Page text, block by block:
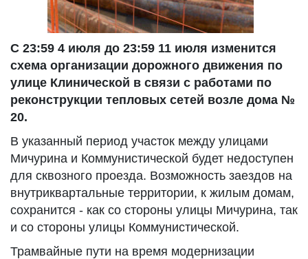
С 23:59 4 июля до 23:59 11 июля изменится
схема организации дорожного движения по
улице Клинической в связи с работами по
реконструкции тепловых сетей возле дома №
20.
В указанный период участок между улицами
Мичурина и Коммунистической будет недоступен
для сквозного проезда. Возможность заездов на
внутриквартальные территории, к жилым домам,
сохранится - как со стороны улицы Мичурина, так
и со стороны улицы Коммунистической.
Трамвайные пути на время модернизации